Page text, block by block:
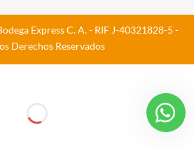
Express C. A. - RIF J-40321828-5 -
Derechos Reservados